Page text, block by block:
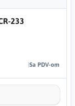
233
Sa PDV-om